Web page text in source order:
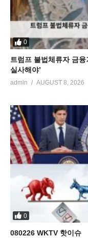
0
트럼프 불법체류자 금
실사해야’
admin AUGUST 8, 2026
0
080226 WKTV 핫이슈